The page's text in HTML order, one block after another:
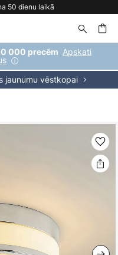
50 dienu laikā
000 precēm Apskati
jaunumu vēstkopai